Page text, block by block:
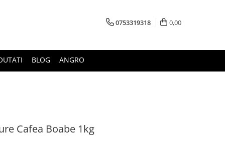
0753319318 0,00
BLOG ANGRO
Cafea Boabe 1kg